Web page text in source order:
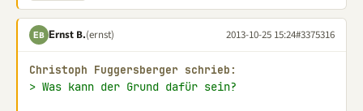
ΕB Εrnst B.(ernst) 2013-10-25 15:24#3375316
Christoph Fuggersberger schrieb:
> Was kann der Grund dafür sein?